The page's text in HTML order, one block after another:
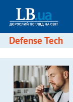
Defense Tech